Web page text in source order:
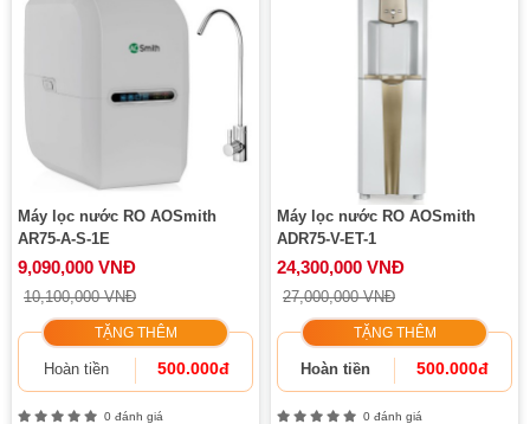
Máy lọc nước RO AOSmith
AR75-A-S-1E
9,090,000 VNĐ
10,100,000 VNĐ
TẶNG THÊM
Hoàn tiền 500.000đ
0 đánh giá
Máy lọc nước RO AOSmith
ADR75-V-ET-1
24,300,000 VNĐ
27,000,000 VNĐ
TẶNG THÊM
Hoàn tiền 500.000đ
0 đánh giá